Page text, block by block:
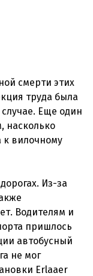
смерти этих
труда была
Еще один
насколько
вилочному
Из-за
Водителям и
пришлось
автобусный
не мог
Erlaaer